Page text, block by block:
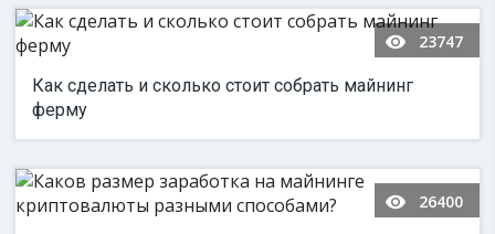
23747
Как сделать и сколько стоит собрать майнинг
ферму
26400